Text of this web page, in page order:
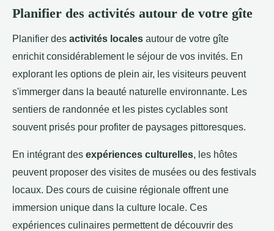
Planifier des activités autour de votre gîte
Planifier des activités locales autour de votre gîte
enrichit considérablement le séjour de vos invités. En
explorant les options de plein air, les visiteurs peuvent
s'immerger dans la beauté naturelle environnante. Les
sentiers de randonnée et les pistes cyclables sont
souvent prisés pour profiter de paysages pittoresques.
En intégrant des expériences culturelles , les hôtes
peuvent proposer des visites de musées ou des festivals
locaux. Des cours de cuisine régionale offrent une
immersion unique dans la culture locale. Ces
expériences culinaires permettent de découvrir des